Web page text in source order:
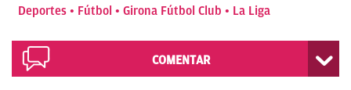
Deportes
Fútbol Girona Fútbol Club La Liga
COMENTAR